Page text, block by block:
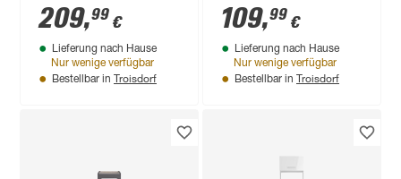
Gefrierkombination
'Optikomfort
Ingvar420' anthrazit
matt 60 x 211,8 x
209,99 €
Lieferung nach Hause
Nur wenige verfügbar
Bestellbar in Troisdorf
Mats825' grau 100 x
70,4 x 34,9 cm
109,99 €
Lieferung nach Hause
Nur wenige verfügbar
Bestellbar in Troisdorf